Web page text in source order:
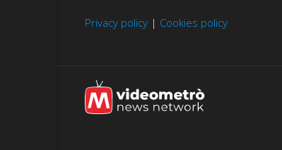
Privacy policy | Cookies policy